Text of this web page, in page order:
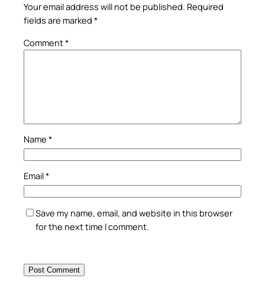
Your email address will not be published. Required
fields are marked *
Comment*
Name *
Email*
Save my name, email, and website in this browser
for the next time I comment.